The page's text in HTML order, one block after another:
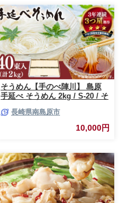
そうめん【手のべ陣川】 島原
手延べ そうめん 2kg / S-20 / そ
素麺 そうめん 手延べそうめん
素麺 乾麺 麺 そうめん 島原そう
めん そうめん ソーメン ソーメ
島原市 / ながいけ[SCH020]
長崎県南島原市
10,000円